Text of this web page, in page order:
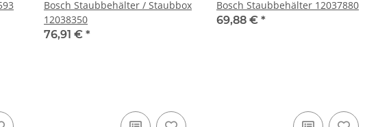
Bosch Staubbehälter / Staubbox
12038350
76,91 € *
Bosch Staubbehälter 12037880
69,88 € *